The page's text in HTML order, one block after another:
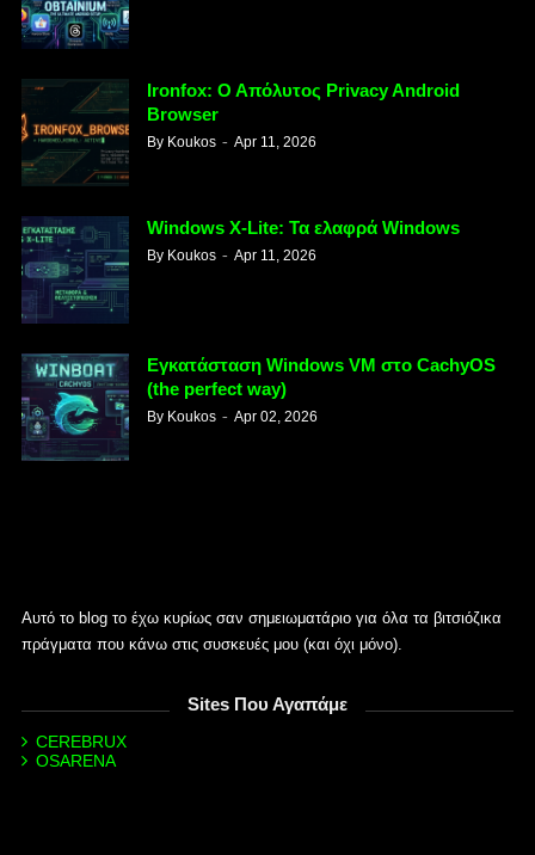
Ironfox: Ο Απόλυτος Privacy Android
Browser
ByKoukos Apr 11, 2026
Windows X-Lite: Τα ελαφρά Windows
ByKoukos Apr 11, 2026
Εγκατάσταση Windows VM στο CachyOS
(the perfect way)
ByKoukos Apr 02, 2026
Αυτό το blog το έχω κυρίως σαν σημειωματάριο για όλα τα βιτσιόζικα
πράγματα που κάνω στις συσκευές μου (και όχι μόνο).
Sites Που Αγαπάμε
CEREBRUX
OSARENA